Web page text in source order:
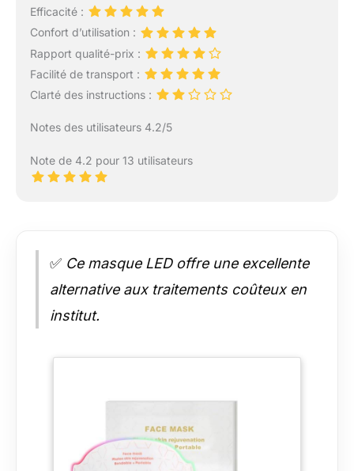
Efficacité :
Confort d’utilisation :
Rapport qualité-prix :
Facilité de transport :
Clarté des instructions :
Notes des utilisateurs 4.2/5
Note de 4.2 pour 13 utilisateurs
✅ Ce masque LED offre une excellente
alternative aux traitements coûteux en
institut.